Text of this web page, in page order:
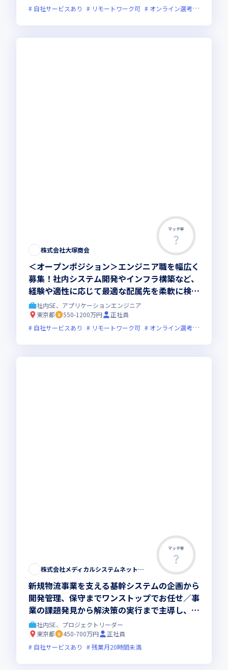
自社サービスあり
リモートワーク可 オンライン選考可
マッチ率
株式会社大塚商会
＜オープンポジション＞エンジニア職を幅広く
募集！社内システム開発やインフラ構築など、
経験や適性に応じて最適な配属先を柔軟に検討
し、ITで課題解決を推進しませんか
社内SE、アプリケーションエンジニア
東京都
550-1200万円
正社員
自社サービスあり
リモートワーク可 オンライン選考可
マッチ率
株式会社メディカルシステムネットワーク
新規物流事業を支える基幹システムの企画から
開発管理、保守までワンストップでお任せ／事
業の課題発見から解決策の実行まで主導し、ビ
ジネスの成長に直接貢献しませんか
社内SE、プロジェクトリーダー
東京都
450-700万円
正社員
自社サービスあり
残業月20時間未満